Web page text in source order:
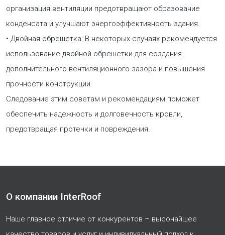
организация вентиляции предотвращают образование
конденсата и улучшают энергоэффективность здания.
• Двойная обрешетка: В некоторых случаях рекомендуется
использование двойной обрешетки для создания
дополнительного вентиляционного зазора и повышения
прочности конструкции.
Следование этим советам и рекомендациям поможет
обеспечить надежность и долговечность кровли,
предотвращая протечки и повреждения.
О компании InterRoof
Наше главное отличие от конкурентов – высочайшее